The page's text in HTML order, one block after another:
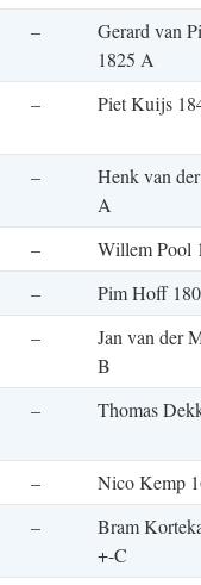
–
Gerard van
1825 A
– Piet Kuijs
–
Henk van
A
–
Willem Pool
–
Pim Hoff
–
Jan van der
B
– Thomas
–
Nico Kemp
–
Bram
+-C